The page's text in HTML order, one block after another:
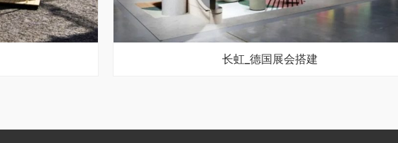
长虹_德国展会搭建